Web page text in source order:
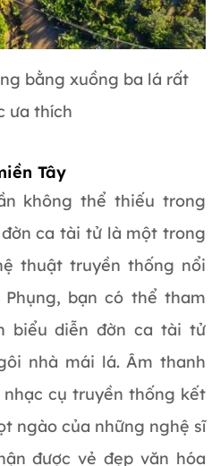
bằng xuồng ba lá rất
ưa thích
Tây
không thể thiếu trong
ca tài tử là một trong
thuật truyền thống nổi
bạn có thể tham
biểu diễn đờn ca tài tử
nhà mái lá. Âm thanh
cụ truyền thống kết
ngào của những nghệ sĩ
được vẻ đẹp văn hóa